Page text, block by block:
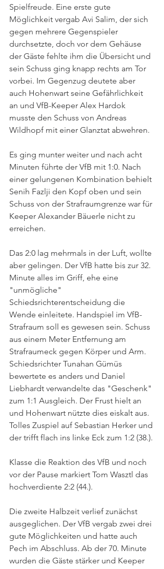
Spielfreude. Eine erste gute
Möglichkeit vergab Avi Salim, der sich
gegen mehrere Gegenspieler
durchsetzte, doch vor dem Gehäuse
der Gäste fehlte ihm die Übersicht und
sein Schuss ging knapp rechts am Tor
vorbei. Im Gegenzug deutete aber
auch Hohenwart seine Gefährlichkeit
an und VfB-Keeper Alex Hardok
musste den Schuss von Andreas
Wildhopf mit einer Glanztat abwehren.
Es ging munter weiter und nach acht
Minuten führte der VfB mit 1:0. Nach
einer gelungenen Kombination behielt
Senih Fazlji den Kopf oben und sein
Schuss von der Strafraumgrenze war für
Keeper Alexander Bäuerle nicht zu
erreichen.
Das 2:0 lag mehrmals in der Luft, wollte
aber gelingen. Der VfB hatte bis zur 32.
Minute alles im Griff, ehe eine
"unmögliche"
Schiedsrichterentscheidung die
Wende einleitete. Handspiel im VfB-
Strafraum soll es gewesen sein. Schuss
aus einem Meter Entfernung am
Strafraumeck gegen Körper und Arm.
Schiedsrichter Tunahan Gümüs
bewertete es anders und Daniel
Liebhardt verwandelte das "Geschenk"
zum 1:1 Ausgleich. Der Frust hielt an
und Hohenwart nützte dies eiskalt aus.
Tolles Zuspiel auf Sebastian Herker und
der trifft flach ins linke Eck zum 1:2 (38.).
Klasse die Reaktion des VfB und noch
vor der Pause markiert Tom Wasztl das
hochverdiente 2:2 (44.).
Die zweite Halbzeit verlief zunächst
ausgeglichen. Der VfB vergab zwei drei
gute Möglichkeiten und hatte auch
Pech im Abschluss. Ab der 70. Minute
wurden die Gäste stärker und Keeper